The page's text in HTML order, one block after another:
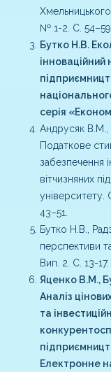
№ 1-2. С. 54–59.
Бутко Н.В.
інноваційний
серія
Андрусяк
Податкове
забезпечення
вітчизняних
університету.
43–51.
Бутко Н.В.,
перспективи
Вип. 2. С. 13-17.
Яценко В.М.,
Аналіз
та
Електронне